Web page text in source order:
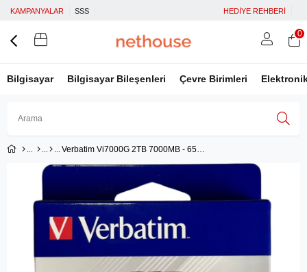
KAMPANYALAR SSS HEDİYE REHBERİ
Bilgisayar Bilgisayar Bileşenleri Çevre Birimleri
Google İle Bağlan
0
Verbatim Vi7000G 2TB 7000MB - 6500MB Playstation 5 Uyumlu M2 NVMe PCIe Gen 4 SSD